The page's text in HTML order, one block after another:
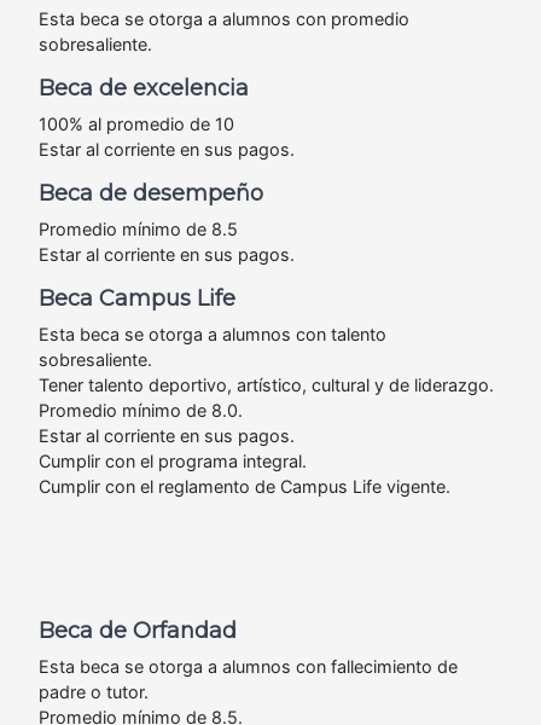
Esta beca se otorga a alumnos con promedio
sobresaliente.
Beca de excelencia
100% al promedio de 10
Estar al corriente en sus pagos.
Beca de desempeño
Promedio mínimo de 8.5
Estar al corriente en sus pagos.
Beca Campus Life
Esta beca se otorga a alumnos con talento
sobresaliente.
Tener talento deportivo, artístico, cultural y de liderazgo.
Promedio mínimo de 8.0.
Estar al corriente en sus pagos.
Cumplir con el programa integral.
Cumplir con el reglamento de Campus Life vigente.
Beca de Orfandad
Esta beca se otorga a alumnos con fallecimiento de
padre o tutor.
Promedio mínimo de 8.5.